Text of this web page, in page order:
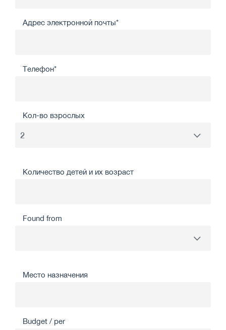
Адрес электронной почты*
Телефон*
Кол-во взрослых
Количество детей и их возраст
Found from
Место назначения
Budget / per